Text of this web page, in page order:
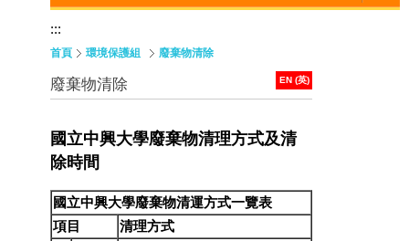
:::
首頁 環境保護組 廢棄物清除
EN (英)
廢棄物清除
國立中興大學廢棄物清理方式及清
除時間
國立中興大學廢棄物清運方式一覽表
項目
清理方式